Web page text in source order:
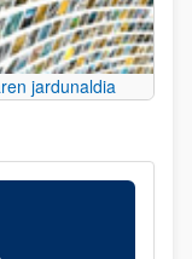
jardunaldia